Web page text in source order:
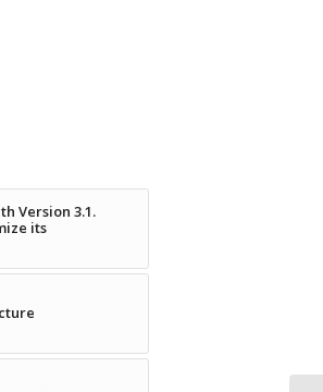
Version 3.1.
its